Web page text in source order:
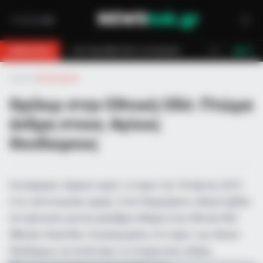
Θρίλερ στην Εθνική Οδό: Πτώμα
άνδρα στους Αγίους
Θεοδώρους